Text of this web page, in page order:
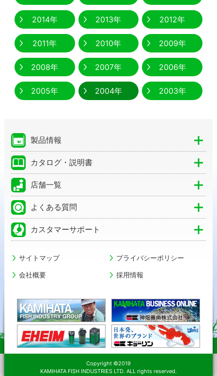
2014年 2013年 2012年
2011年 2010年 2009年
2008年 2007年 2006年
2005年 2004年 2003年
製品情報
カタログ・説明書
店舗一覧
よくある質問
カスタマーサポート
サイトマップ プライバシーポリシー
会社概要 採用情報
Copyright ©2019
KAMIHATA FISH INDUSTRIES LTD. ALL rights reserved.